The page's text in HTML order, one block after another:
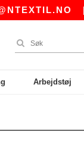
|
Arbejdstøj